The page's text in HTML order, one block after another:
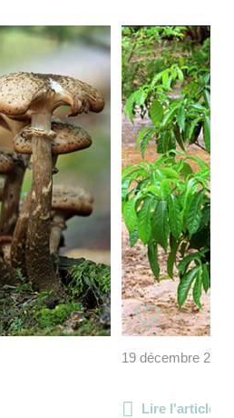
19 décembre 2012
Lire l'article